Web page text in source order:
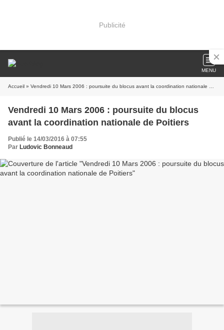
Publicité
MENU
Accueil » Vendredi 10 Mars 2006 : poursuite du blocus avant la coordination nationale de Poitiers
Vendredi 10 Mars 2006 : poursuite du blocus
avant la coordination nationale de Poitiers
Publié le 14/03/2016 à 07:55
Par Ludovic Bonneaud